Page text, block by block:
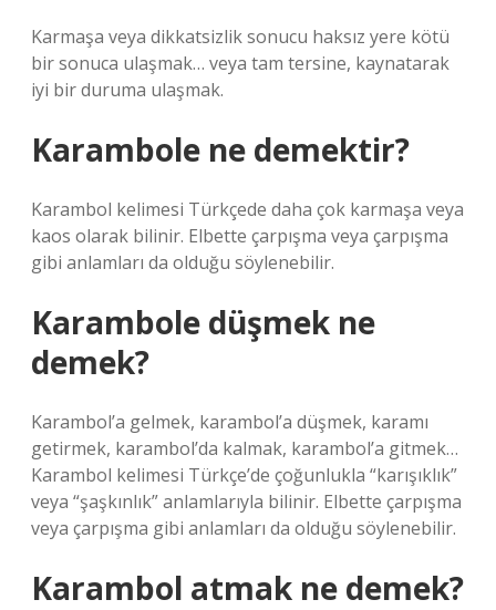
Karmaşa veya dikkatsizlik sonucu haksız yere kötü
bir sonuca ulaşmak… veya tam tersine, kaynatarak
iyi bir duruma ulaşmak.
Karambole ne demektir?
Karambol kelimesi Türkçede daha çok karmaşa veya
kaos olarak bilinir. Elbette çarpışma veya çarpışma
gibi anlamları da olduğu söylenebilir.
Karambole düşmek ne
demek?
Karambol’a gelmek, karambol’a düşmek, karamı
getirmek, karambol’da kalmak, karambol’a gitmek…
Karambol kelimesi Türkçe’de çoğunlukla “karışıklık”
veya “şaşkınlık” anlamlarıyla bilinir. Elbette çarpışma
veya çarpışma gibi anlamları da olduğu söylenebilir.
Karambol atmak ne demek?